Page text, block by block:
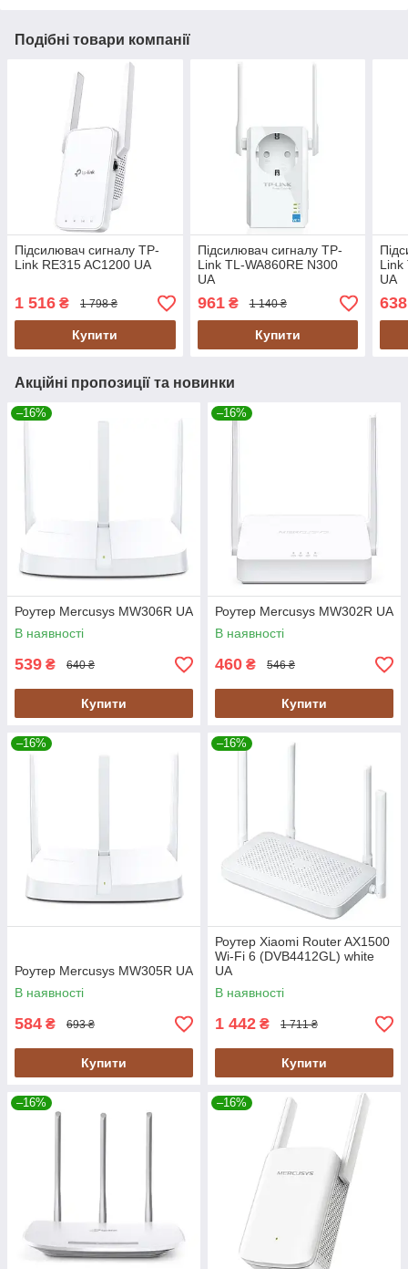
Подібні товари компанії
Підсилювач сигналу TP-
Link RE315 AC1200 UA
1 516 ₴ 1 798 ₴
Купити
Підсилювач сигналу TP-
Link TL-WA860RE N300
UA
961₴ 1 140 ₴
Купити
Link
UA
638
Акційні пропозиції та новинки
–16%
Роутер Mercusys MW306R UA
В наявності
539 ₴ 640 ₴
Купити
–16%
Роутер Mercusys MW302R UA
В наявності
460 ₴ 546 ₴
Купити
–16%
Роутер Mercusys MW305R UA
В наявності
584 ₴ 693 ₴
Купити
–16%
Роутер Xiaomi Router AX1500
Wi-Fi 6 (DVB4412GL) white
UA
В наявності
1 442 ₴ 1 711 ₴
Купити
–16% –16%